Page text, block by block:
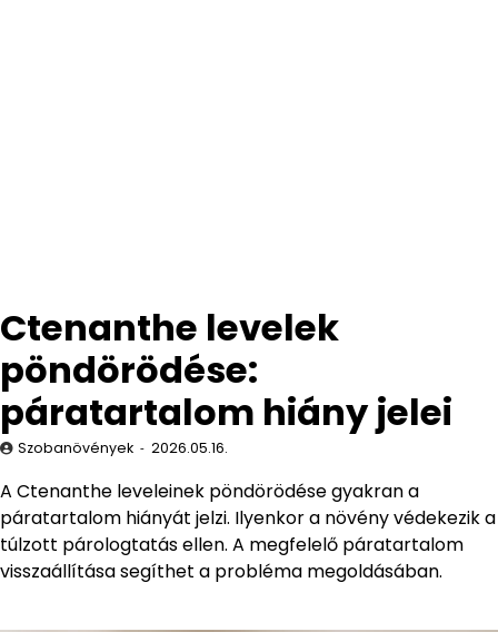
Ctenanthe levelek
pöndörödése:
páratartalom hiány jelei
Szobanövények 2026.05.16.
A Ctenanthe leveleinek pöndörödése gyakran a
páratartalom hiányát jelzi. Ilyenkor a növény védekezik a
túlzott párologtatás ellen. A megfelelő páratartalom
visszaállítása segíthet a probléma megoldásában.